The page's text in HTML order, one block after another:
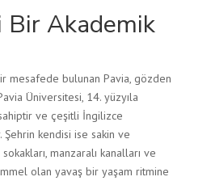
Bir Akademik
mesafede bulunan Pavia, gözden
Üniversitesi, 14. yüzyıla
ve çeşitli İngilizce
Şehrin kendisi ise sakin ve
manzaralı kanalları ve
olan yavaş bir yaşam ritmine